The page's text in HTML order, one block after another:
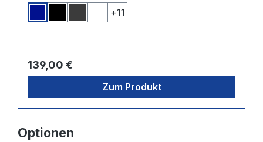
Dunkelblau
SchwarzDunkelgrau
Weiß
+11
Regulärer Preis:
139,00 €
Zum Produkt
Produktgalerie überspringen
Optionen